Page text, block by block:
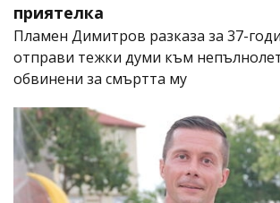
приятелка
Пламен Димитров разказа за 37-
отправи тежки думи към
обвинени за смъртта му